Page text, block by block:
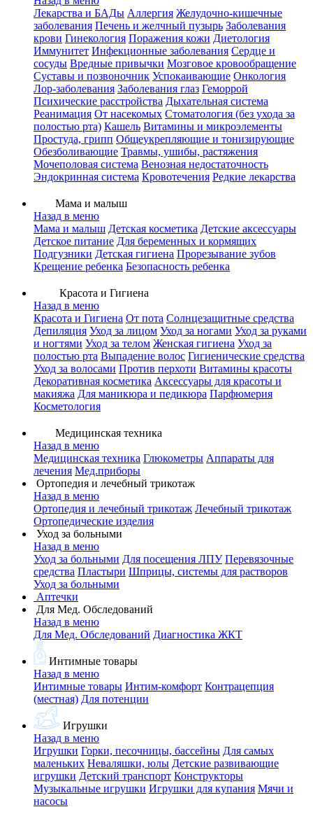
Лекарства и БАДы Аллергия Желудочно-кишечные
заболевания Печень и желчный пузырь Заболевания
крови Гинекология Поражения кожи Диетология
Иммунитет Инфекционные заболевания Сердце и
сосуды Вредные привычки Мозговое кровообращение
Суставы и позвоночник Успокаивающие Онкология
Лор-заболевания Заболевания глаз Геморрой
Психические расстройства Дыхательная система
Реанимация От насекомых Стоматология (без ухода за
полостью рта) Кашель Витамины и микроэлементы
Простуда, грипп Общеукрепляющие и тонизирующие
Обезболивающие Травмы, ушибы, растяжения
Мочеполовая система Венозная недостаточность
Эндокринная система Кровотечения Редкие лекарства
Мама и малыш
Назад в меню
Мама и малыш Детская косметика Детские аксессуары
Детское питание Для беременных и кормящих
Подгузники Детская гигиена Прорезывание зубов
Крещение ребенка Безопасность ребенка
Красота и Гигиена
Назад в меню
Красота и Гигиена От пота Солнцезащитные средства
Депиляция Уход за лицом Уход за ногами Уход за руками
и ногтями Уход за телом Женская гигиена Уход за
полостью рта Выпадение волос Гигиенические средства
Уход за волосами Против перхоти Витамины красоты
Декоративная косметика Аксессуары для красоты и
макияжа Для маникюра и педикюра Парфюмерия
Косметология
Медицинская техника
Назад в меню
Медицинская техника Глюкометры Аппараты для
лечения Мед.приборы
Ортопедия и лечебный трикотаж
Назад в меню
Ортопедия и лечебный трикотаж Лечебный трикотаж
Ортопедические изделия
Уход за больными
Назад в меню
Уход за больными Для посещения ЛПУ Перевязочные
средства Пластыри Шприцы, системы для растворов
Уход за больными
Аптечки
Для Мед. Обследований
Назад в меню
Для Мед. Обследований Диагностика ЖКТ
Интимные товары
Назад в меню
Интимные товары Интим-комфорт Контрацепция
(местная) Для потенции
Игрушки
Назад в меню
Игрушки Горки, песочницы, бассейны Для самых
маленьких Неваляшки, юлы Детские развивающие
игрушки Детский транспорт Конструкторы
Музыкальные игрушки Игрушки для купания Мячи и
насосы